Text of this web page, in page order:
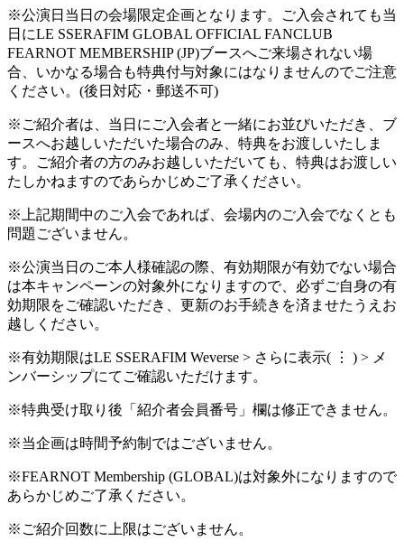
※公演日当日の会場限定企画となります。ご入会されても当
日にLE SSERAFIM GLOBAL OFFICIAL FANCLUB
FEARNOT MEMBERSHIP (JP)ブースへご来場されない場
合、いかなる場合も特典付与対象にはなりませんのでご注意
ください。(後日対応・郵送不可)
※ご紹介者は、当日にご入会者と一緒にお並びいただき、ブ
ースへお越しいただいた場合のみ、特典をお渡しいたしま
す。ご紹介者の方のみお越しいただいても、特典はお渡しい
たしかねますのであらかじめご了承ください。
※上記期間中のご入会であれば、会場内のご入会でなくとも
問題ございません。
※公演当日のご本人様確認の際、有効期限が有効でない場合
は本キャンペーンの対象外になりますので、必ずご自身の有
効期限をご確認いただき、更新のお手続きを済ませたうえお
越しください。
※有効期限はLE SSERAFIM Weverse > さらに表示( ⋮ ) > メ
ンバーシップにてご確認いただけます。
※特典受け取り後「紹介者会員番号」欄は修正できません。
※当企画は時間予約制ではございません。
※FEARNOT Membership (GLOBAL)は対象外になりますので
あらかじめご了承ください。
※ご紹介回数に上限はございません。